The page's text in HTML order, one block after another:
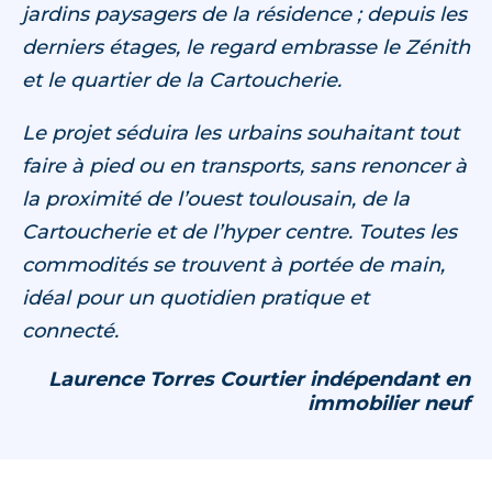
jardins paysagers de la résidence ; depuis les
derniers étages, le regard embrasse le Zénith
et le quartier de la Cartoucherie.
Le projet séduira les urbains souhaitant tout
faire à pied ou en transports, sans renoncer à
la proximité de l’ouest toulousain, de la
Cartoucherie et de l’hyper centre. Toutes les
commodités se trouvent à portée de main,
idéal pour un quotidien pratique et
connecté.
Laurence Torres Courtier indépendant en
immobilier neuf